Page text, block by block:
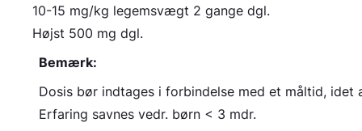
10-15 mg/kg legemsvægt 2 gange dgl.
Højst 500 mg dgl.
Bemærk:
Dosis bør indtages i forbindelse med et måltid, idet
Erfaring savnes vedr. børn < 3 mdr.